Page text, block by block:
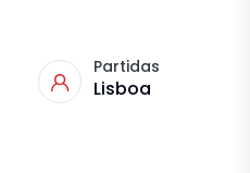
Partidas
Lisboa